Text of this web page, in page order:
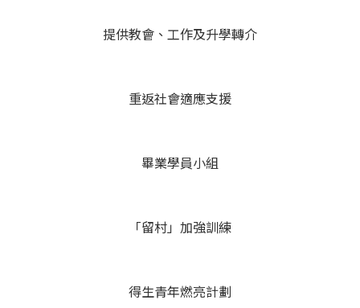
提供教會、工作及升學轉介
重返社會適應支援
畢業學員小組
「留村」加強訓練
得生青年燃亮計劃